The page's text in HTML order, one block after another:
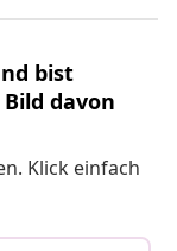
bist
davon
Klick einfach